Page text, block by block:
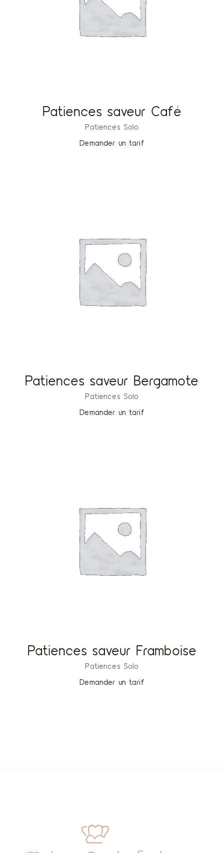
Patiences saveur Café
Patiences Solo
Demander un tarif
Patiences saveur Bergamote
Patiences Solo
Demander un tarif
Patiences saveur Framboise
Patiences Solo
Demander un tarif